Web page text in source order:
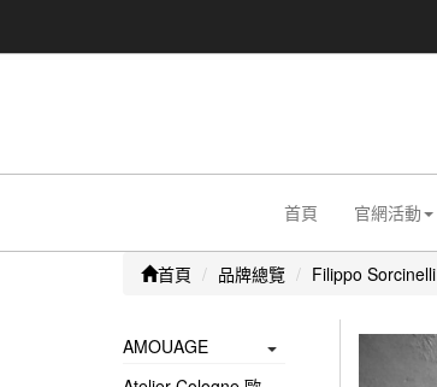
首頁 官網活動
首頁 品牌總覽 Filippo Sorcinelli
AMOUAGE